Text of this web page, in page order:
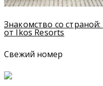
Знакомство со
от Ikos Resorts
Свежий номер